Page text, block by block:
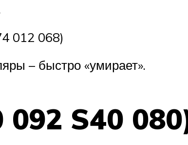
012 068)
– быстро «умирает».
092 S40